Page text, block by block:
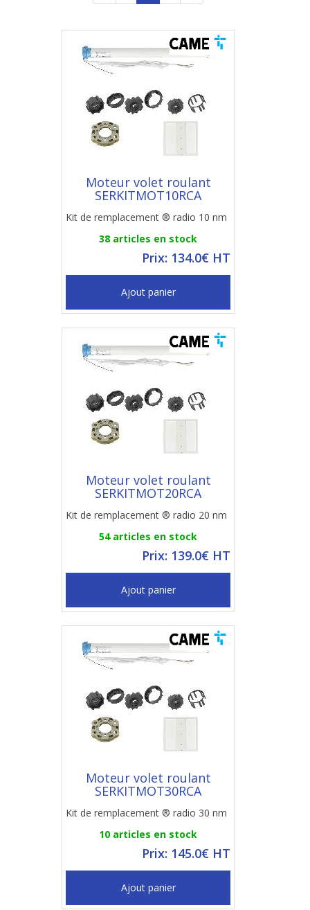
Moteur volet roulant
SERKITMOT10RCA
Kit de remplacement ® radio 10 nm
38 articles en stock
Prix: 134.0€ HT
Ajout panier
Moteur volet roulant
SERKITMOT20RCA
Kit de remplacement ® radio 20 nm
54 articles en stock
Prix: 139.0€ HT
Ajout panier
Moteur volet roulant
SERKITMOT30RCA
Kit de remplacement ® radio 30 nm
10 articles en stock
Prix: 145.0€ HT
Ajout panier